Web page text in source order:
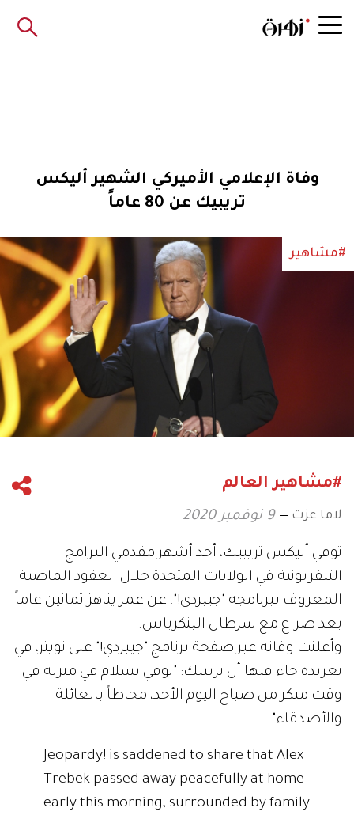
وفاة الإعلامي الأميركي الشهير أليكس
تريبيك عن 80 عاماً
#مشاهير
#مشاهير العالم
لاما عزت 9 نوفمبر 2020
توفي أليكس تريبيك، أحد أشهر مقدمي البرامج
التلفزيونية في الولايات المتحدة خلال العقود الماضية
المعروف ببرنامجه "جيبردي!"، عن عمر يناهز ثمانين عاماً
بعد صراع مع سرطان البنكرياس.
وأعلنت وفاته عبر صفحة برنامج "جيبردي!" على تويتر، في
تغريدة جاء فيها أن تريبيك: "توفي بسلام في منزله في
وقت مبكر من صباح اليوم الأحد، محاطاً بالعائلة
والأصدقاء".
Jeopardy! is saddened to share that Alex
Trebek passed away peacefully at home
early this morning, surrounded by family